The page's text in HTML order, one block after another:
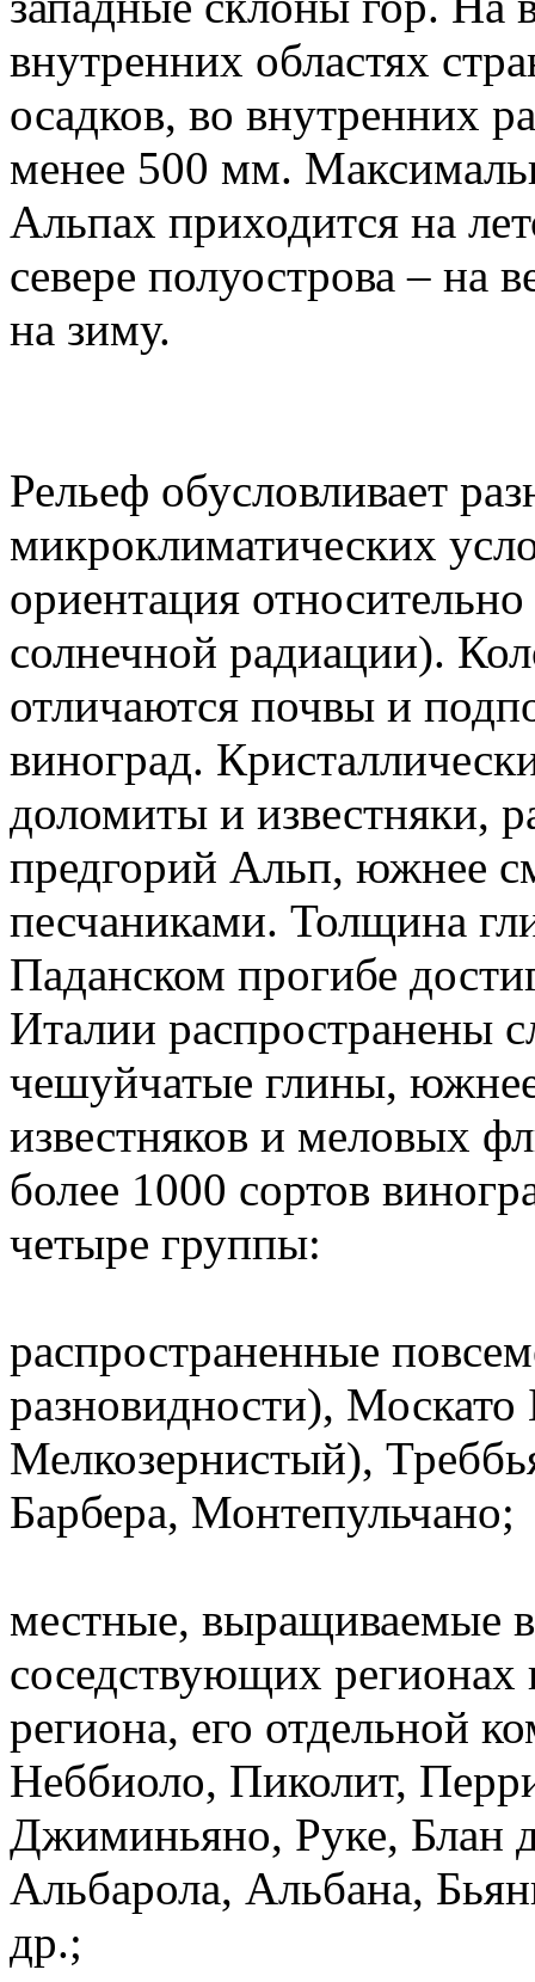
внутренних областях
осадков, во внутренних
менее 500 мм.
Альпах приходится на
севере полуострова – на
на зиму.
Рельеф обусловливает
микроклиматических
ориентация
солнечной радиации).
отличаются почвы и
виноград.
доломиты и известняки,
предгорий Альп, южнее
песчаниками. Толщина
Паданском прогибе
Италии распространены
чешуйчатые глины,
известняков и меловых
более 1000 сортов
четыре группы:
распространенные
разновидности),
Мелкозернистый),
Барбера, Монтепульчано;
местные, выращиваемые
соседствующих регионах
региона, его отдельной
Неббиоло, Пиколит,
Джиминьяно, Руке, Блан
Альбарола, Альбана,
др.;